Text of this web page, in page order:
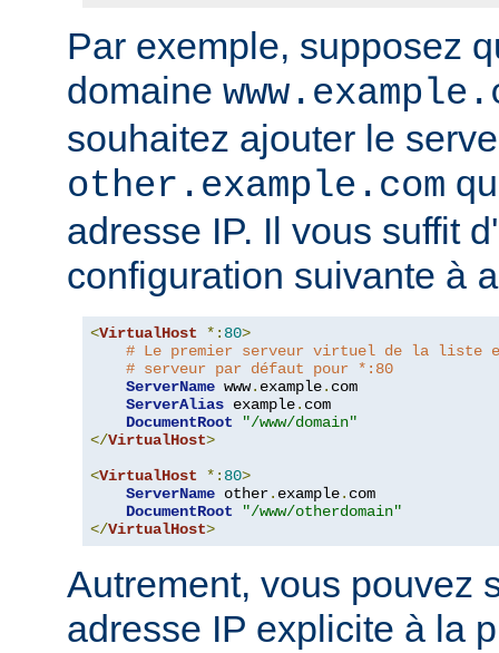
Par exemple, supposez
domaine
souhaitez ajouter le
other.example.com
adresse IP. Il vous suffit
configuration suivante à
<VirtualHost *: 80>
# Le premier serveur virtuel de la liste
# serveur par défaut pour *:80
ServerName www. example. com
ServerAlias example. com
DocumentRoot
"/www/domain"
</VirtualHost>
<VirtualHost *: 80>
ServerName other. example. com
DocumentRoot
"/www/otherdomain"
</VirtualHost>
Autrement, vous pouvez
adresse IP explicite à la